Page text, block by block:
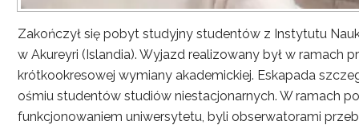
Zakończył się pobyt studyjny studentów z Instytutu
w Akureyri (Islandia). Wyjazd realizowany był w ramach
krótkookresowej wymiany akademickiej. Eskapada
ośmiu studentów studiów niestacjonarnych. W ramach
funkcjonowaniem uniwersytetu, byli obserwatorami